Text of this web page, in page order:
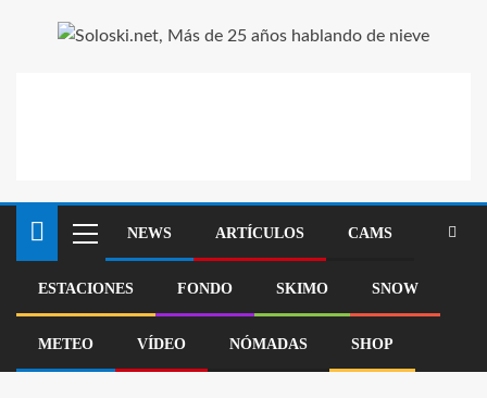
NEWS ARTÍCULOS CAMS
ESTACIONES FONDO SKIMO SNOW
METEO VÍDEO NÓMADAS SHOP